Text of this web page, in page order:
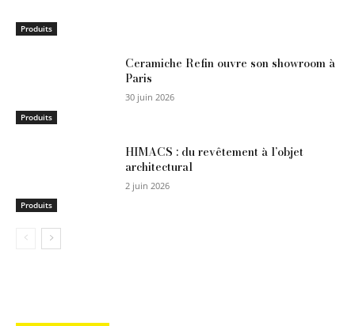
Produits
Produits
Ceramiche Refin ouvre son showroom à
Paris
30 juin 2026
Produits
HIMACS : du revêtement à l’objet
architectural
2 juin 2026